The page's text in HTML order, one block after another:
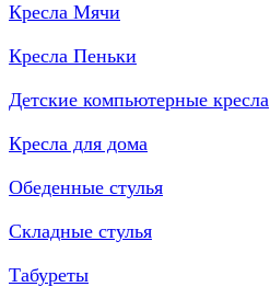
Кресла Мячи
Кресла Пеньки
Детские компьютерные кресла
Кресла для дома
Обеденные стулья
Складные стулья
Табуреты